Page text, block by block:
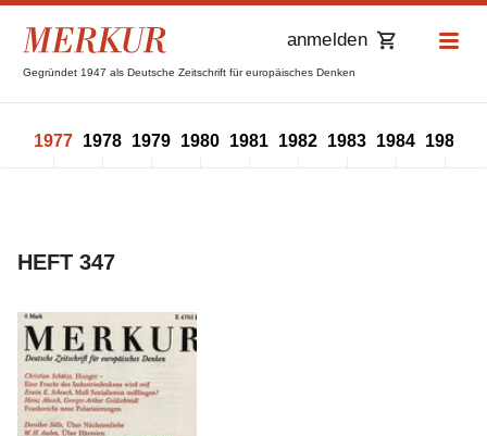
Gegründet 1947 als Deutsche Zeitschrift für europäisches Denken
anmelden
1977 1978 1979 1980 1981 1982 1983 1984 1985
HEFT 347